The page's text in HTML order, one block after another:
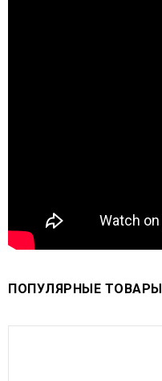
ПОПУЛЯРНЫЕ ТОВАРЫ